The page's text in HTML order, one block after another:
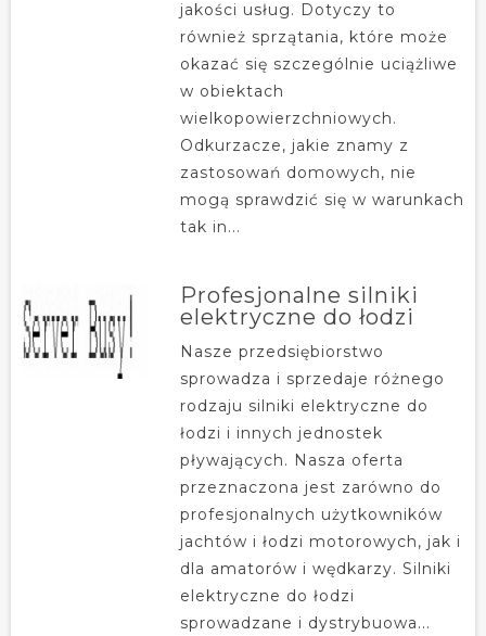
jakości usług. Dotyczy to
również sprzątania, które może
okazać się szczególnie uciążliwe
w obiektach
wielkopowierzchniowych.
Odkurzacze, jakie znamy z
zastosowań domowych, nie
mogą sprawdzić się w warunkach
tak in...
Profesjonalne silniki
elektryczne do łodzi
Nasze przedsiębiorstwo
sprowadza i sprzedaje różnego
rodzaju silniki elektryczne do
łodzi i innych jednostek
pływających. Nasza oferta
przeznaczona jest zarówno do
profesjonalnych użytkowników
jachtów i łodzi motorowych, jak i
dla amatorów i wędkarzy. Silniki
elektryczne do łodzi
sprowadzane i dystrybuowa...